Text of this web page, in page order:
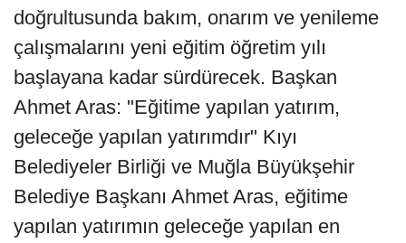
doğrultusunda bakım, onarım ve yenileme
çalışmalarını yeni eğitim öğretim yılı
başlayana kadar sürdürecek. Başkan
Ahmet Aras: "Eğitime yapılan yatırım,
geleceğe yapılan yatırımdır" Kıyı
Belediyeler Birliği ve Muğla Büyükşehir
Belediye Başkanı Ahmet Aras, eğitime
yapılan yatırımın geleceğe yapılan en